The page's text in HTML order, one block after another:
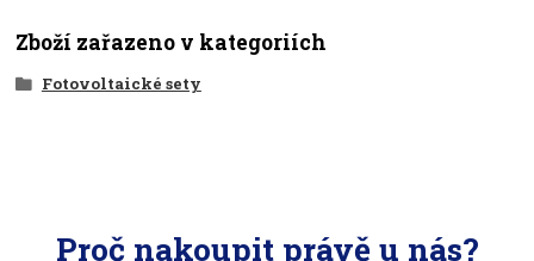
Zboží zařazeno v kategoriích
Fotovoltaické sety
Proč nakoupit právě u nás?